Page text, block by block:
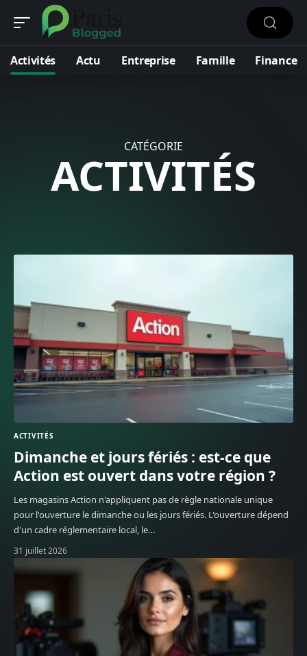
Activités Actu Entreprise Famille Finance
CATÉGORIE
ACTIVITÉS
ACTIVITÉS
Dimanche et jours fériés : est-ce que
Action est ouvert dans votre région ?
Les magasins Action n'appliquent pas de règle nationale unique
pour l'ouverture le dimanche ou les jours fériés. L'ouverture dépend
d'un cadre réglementaire local, le…
31 juillet 2026